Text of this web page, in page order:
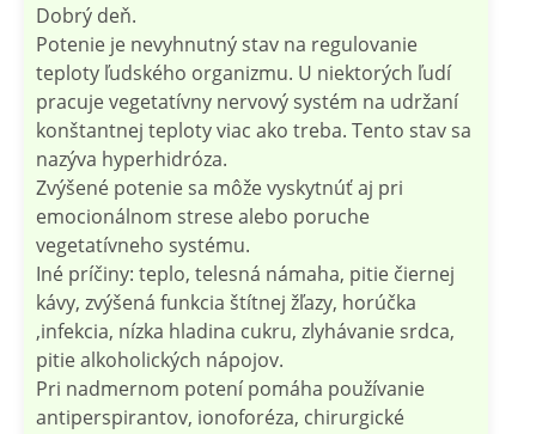
Dobrý deň.
Potenie je nevyhnutný stav na regulovanie
teploty ľudského organizmu. U niektorých ľudí
pracuje vegetatívny nervový systém na udržaní
konštantnej teploty viac ako treba. Tento stav sa
nazýva hyperhidróza.
Zvýšené potenie sa môže vyskytnúť aj pri
emocionálnom strese alebo poruche
vegetatívneho systému.
Iné príčiny: teplo, telesná námaha, pitie čiernej
kávy, zvýšená funkcia štítnej žľazy, horúčka
,infekcia, nízka hladina cukru, zlyhávanie srdca,
pitie alkoholických nápojov.
Pri nadmernom potení pomáha používanie
antiperspirantov, ionoforéza, chirurgické